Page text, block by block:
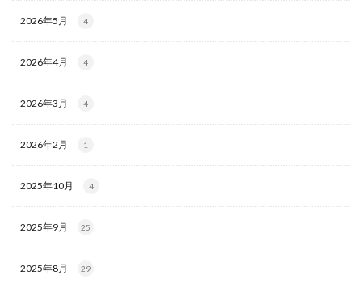
2026年5月 4
2026年4月 4
2026年3月 4
2026年2月 1
2025年10月 4
2025年9月 25
2025年8月 29